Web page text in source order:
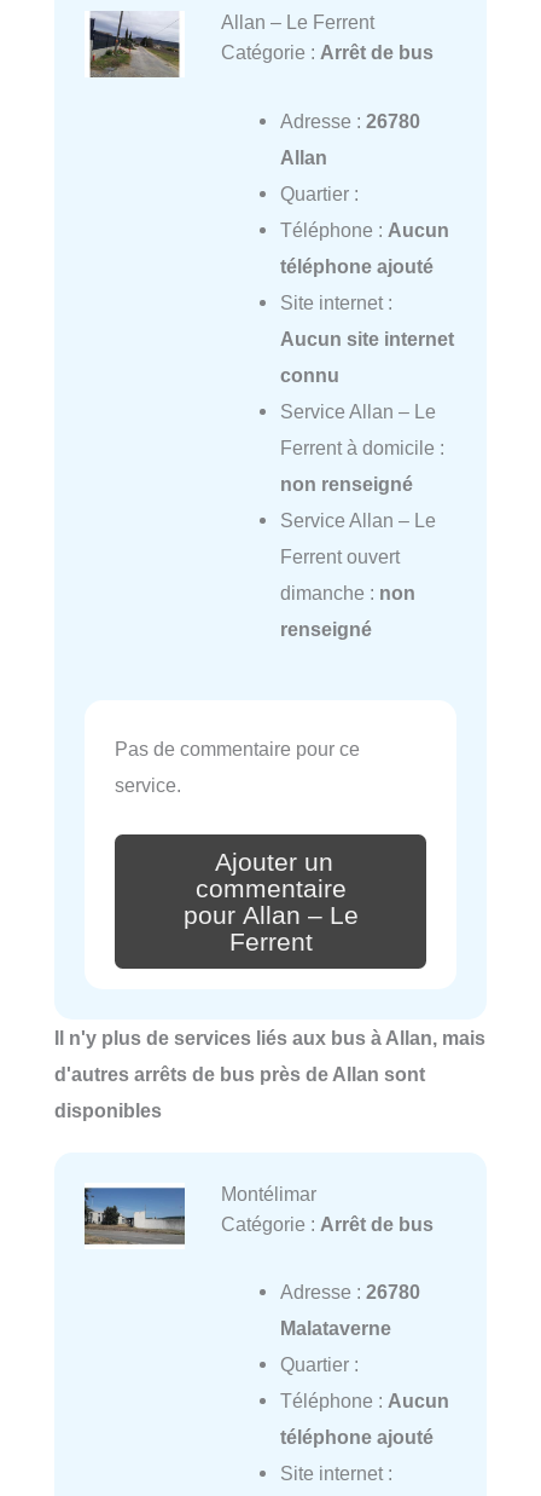
Allan – Le Ferrent
Catégorie : Arrêt de bus
Adresse : 26780
Allan
Quartier :
Téléphone : Aucun
téléphone ajouté
Site internet :
Aucun site internet
connu
Service Allan – Le
Ferrent à domicile :
non renseigné
Service Allan – Le
Ferrent ouvert
dimanche : non
renseigné
Pas de commentaire pour ce
service.
Ajouter un
commentaire
pour Allan – Le
Ferrent
Il n'y plus de services liés aux bus à Allan, mais
d'autres arrêts de bus près de Allan sont
disponibles
Montélimar
Catégorie : Arrêt de bus
Adresse : 26780
Malataverne
Quartier :
Téléphone : Aucun
téléphone ajouté
Site internet :